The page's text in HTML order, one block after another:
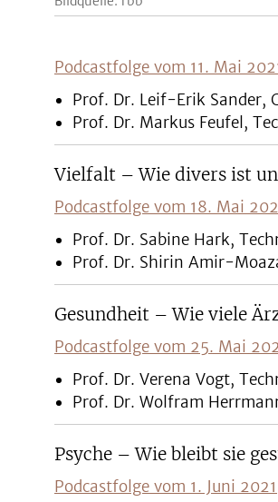
Podcastfolge vom 11. Mai
Prof. Dr. Leif-Erik Sander,
Prof. Dr. Markus Feufel,
Vielfalt – Wie divers ist
Podcastfolge vom 18. Mai
Prof. Dr. Sabine Hark,
Prof. Dr. Shirin Amir-
Gesundheit – Wie viele
Podcastfolge vom 25. Mai
Prof. Dr. Verena Vogt,
Prof. Dr. Wolfram
Psyche – Wie bleibt sie
Podcastfolge vom 1. Juni 2021